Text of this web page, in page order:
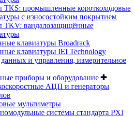
TKS: промышленные короткоходовые
с износостойким покрытием
TKV: вандалозащищённые
клавиатуры Broadrack
клавиатуры IEI Technology
данных и управления, измерительное
приборы и оборудование
АЦП и генераторы
мультиметры
системы стандарта PXI